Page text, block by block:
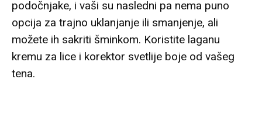
podočnjake, i vaši su nasledni pa nema puno
opcija za trajno uklanjanje ili smanjenje, ali
možete ih sakriti šminkom. Koristite laganu
kremu za lice i korektor svetlije boje od vašeg
tena.